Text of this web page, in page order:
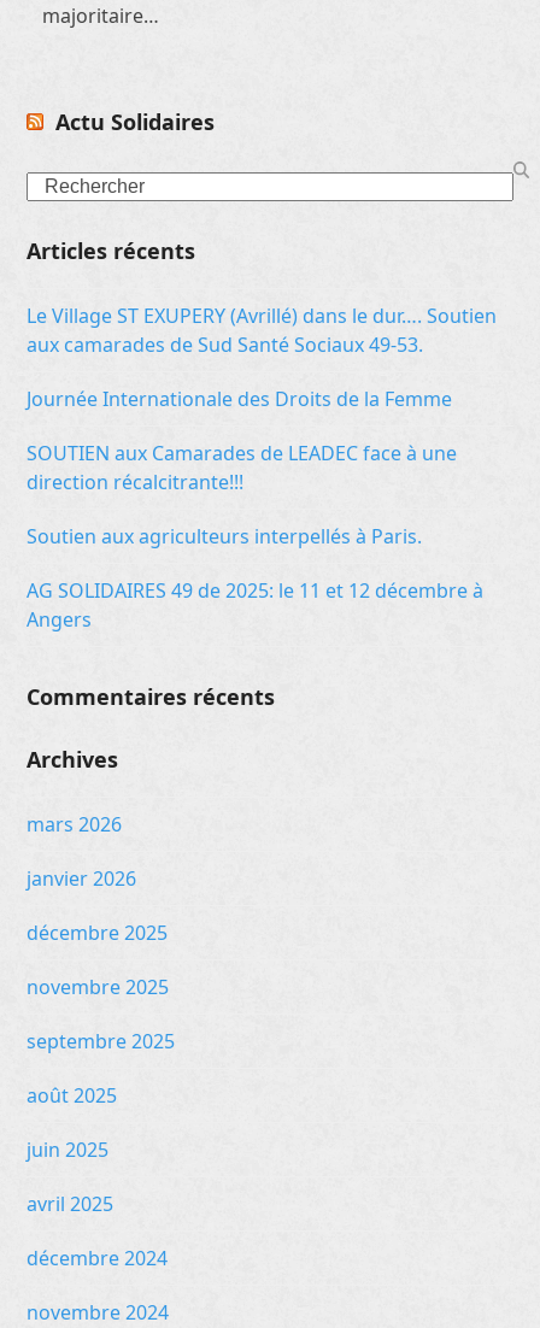
majoritaire…
Actu Solidaires
Search
Articles récents
Le Village ST EXUPERY (Avrillé) dans le dur…. Soutien
aux camarades de Sud Santé Sociaux 49-53.
Journée Internationale des Droits de la Femme
SOUTIEN aux Camarades de LEADEC face à une
direction récalcitrante!!!
Soutien aux agriculteurs interpellés à Paris.
AG SOLIDAIRES 49 de 2025: le 11 et 12 décembre à
Angers
Commentaires récents
Archives
mars 2026
janvier 2026
décembre 2025
novembre 2025
septembre 2025
août 2025
juin 2025
avril 2025
décembre 2024
novembre 2024